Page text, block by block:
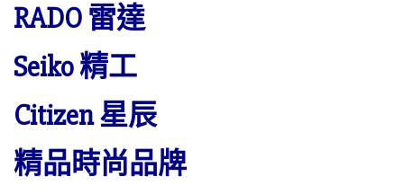
RADO 雷達
Seiko 精工
Citizen 星辰
精品時尚品牌